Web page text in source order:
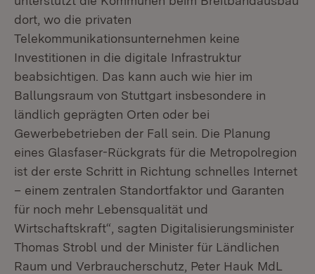
dort, wo die privaten
Telekommunikationsunternehmen keine
Investitionen in die digitale Infrastruktur
beabsichtigen. Das kann auch wie hier im
Ballungsraum von Stuttgart insbesondere in
ländlich geprägten Orten oder bei
Gewerbebetrieben der Fall sein. Die Planung
eines Glasfaser-Rückgrats für die Metropolregion
ist der erste Schritt in Richtung schnelles Internet
– einem zentralen Standortfaktor und Garanten
für noch mehr Lebensqualität und
Wirtschaftskraft“, sagten Digitalisierungsminister
Thomas Strobl und der Minister für Ländlichen
Raum und Verbraucherschutz, Peter Hauk MdL